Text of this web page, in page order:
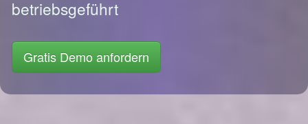
betriebsgeführt
Gratis Demo anfordern